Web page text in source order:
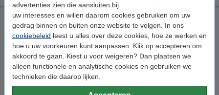
advertenties zien die aansluiten bij
uw interesses en willen daarom cookies gebruiken om uw
gedrag binnen en buiten onze website te volgen. In ons
cookiebeleid leest u alles over deze cookies, hoe ze werken en
hoe u uw voorkeuren kunt aanpassen. Klik op accepteren om
akkoord te gaan. Kiest u voor weigeren? Dan plaatsen we
alleen functionele en analytische cookies en gebruiken we
technieken die daarop lijken.
Aanbieding: 123inkt huismerk vervangt 5x Brother HSe-231
krimpkous tape zwart op wit 12 mm
Bekijk de specificaties en omschrijving
Direct leverbaar
Morgen in huis